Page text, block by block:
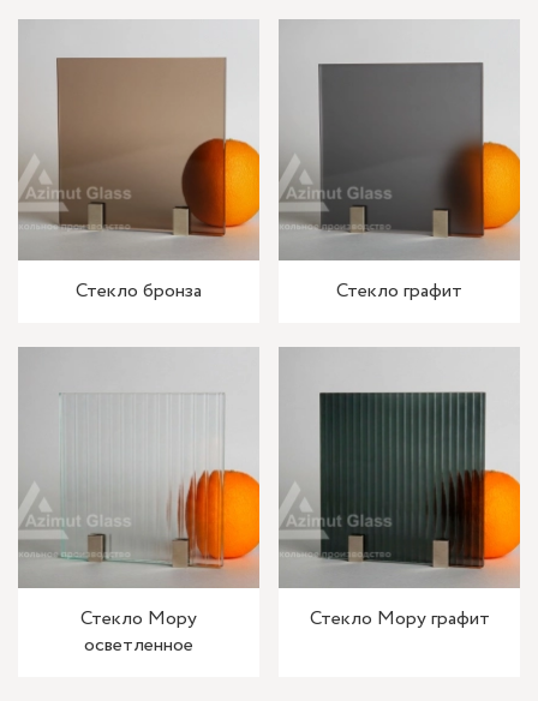
Стекло бронза Стекло графит
Стекло Мору
осветленное
Стекло Мору графит